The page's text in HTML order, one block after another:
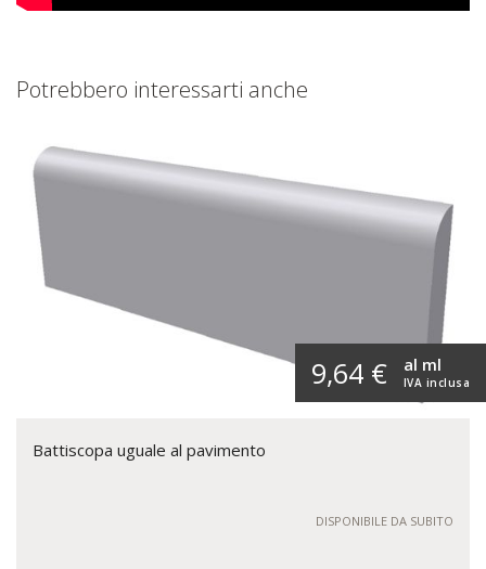
Potrebbero interessarti anche
9,64 € IVA inclusa
al ml
Battiscopa uguale al pavimento
DISPONIBILE DA SUBITO